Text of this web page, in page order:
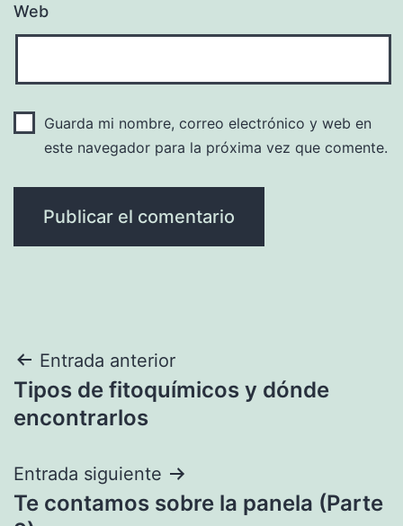
Web
Guarda mi nombre, correo electrónico y web en
este navegador para la próxima vez que comente.
Navegación
de
Entrada anterior
Tipos de fitoquímicos y dónde
encontrarlos
Entrada siguiente
Te contamos sobre la panela (Parte